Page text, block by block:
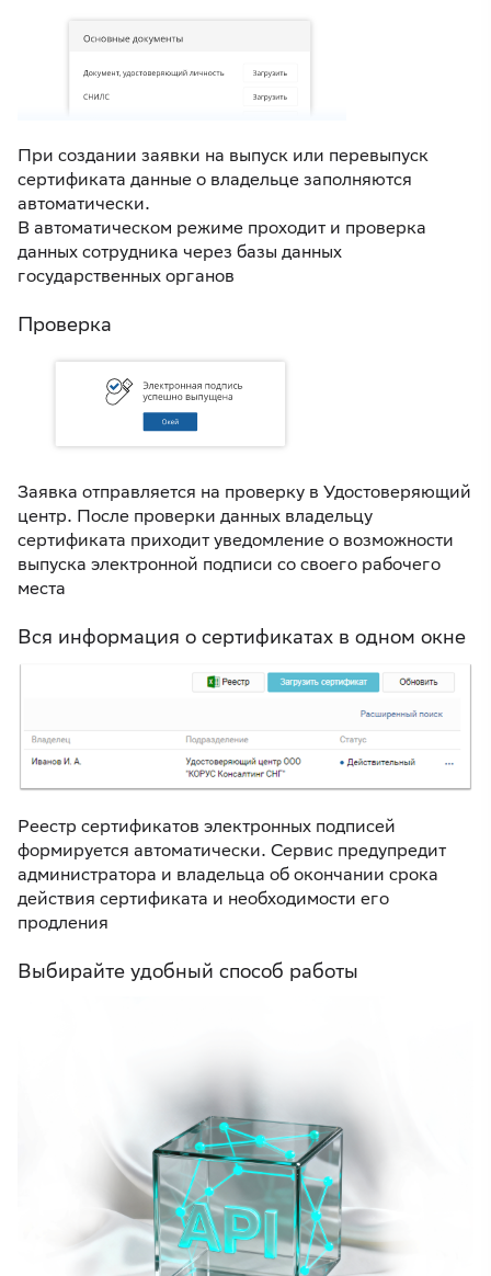
При создании заявки на выпуск или перевыпуск
сертификата данные о владельце заполняются
автоматически.
В автоматическом режиме проходит и проверка
данных сотрудника через базы данных
государственных органов
Проверка
Заявка отправляется на проверку в Удостоверяющий
центр. После проверки данных владельцу
сертификата приходит уведомление о возможности
выпуска электронной подписи со своего рабочего
места
Вся информация о сертификатах в одном окне
Реестр сертификатов электронных подписей
формируется автоматически. Сервис предупредит
администратора и владельца об окончании срока
действия сертификата и необходимости его
продления
Выбирайте удобный способ работы